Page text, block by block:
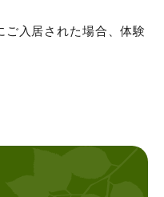
入居された場合、体験